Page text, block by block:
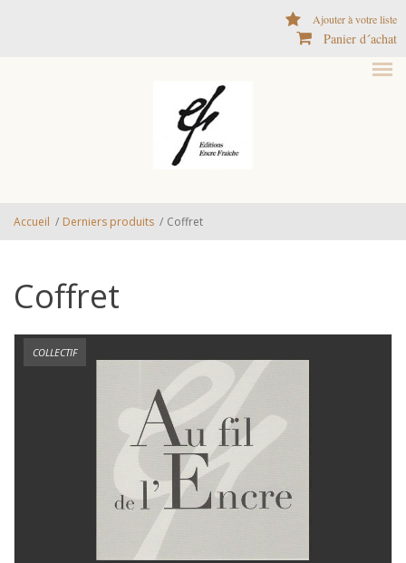
Ajouter à votre liste
Panier d´achat
Accueil / Derniers produits / Coffret
Coffret
COLLECTIF